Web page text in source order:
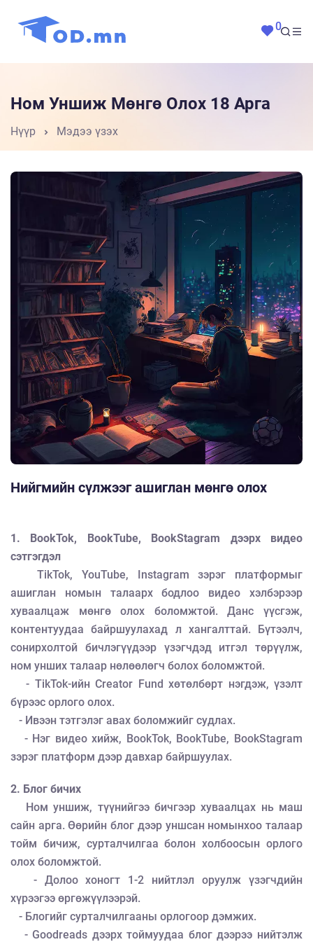
0
Ном Уншиж Мөнгө Олох 18 Арга
Нүүр Мэдээ үзэх
Нийгмийн сүлжээг ашиглан мөнгө олох
1. BookTok, BookTube, BookStagram дээрх видео
сэтгэгдэл
TikTok, YouTube, Instagram зэрэг платформыг
ашиглан номын талаарх бодлоо видео хэлбэрээр
хуваалцаж мөнгө олох боломжтой. Данс үүсгэж,
контентуудаа байршуулахад л хангалттай. Бүтээлч,
сонирхолтой бичлэгүүдээр үзэгчдэд итгэл төрүүлж,
ном унших талаар нөлөөлөгч болох боломжтой.
- TikTok-ийн Creator Fund хөтөлбөрт нэгдэж, үзэлт
бүрээс орлого олох.
- Ивээн тэтгэлэг авах боломжийг судлах.
- Нэг видео хийж, BookTok, BookTube, BookStagram
зэрэг платформ дээр давхар байршуулах.
2. Блог бичих
Ном уншиж, түүнийгээ бичгээр хуваалцах нь маш
сайн арга. Өөрийн блог дээр уншсан номынхоо талаар
тойм бичиж, сурталчилгаа болон холбоосын орлого
олох боломжтой.
- Долоо хоногт 1-2 нийтлэл оруулж үзэгчдийн
хүрээгээ өргөжүүлээрэй.
- Блогийг сурталчилгааны орлогоор дэмжих.
- Goodreads дээрх тоймуудаа блог дээрээ нийтэлж